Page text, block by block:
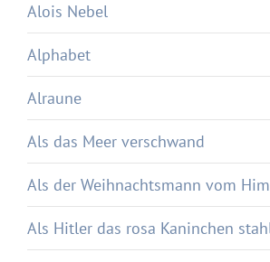
Alois Nebel
Alphabet
Alraune
Als das Meer verschwand
Als der Weihnachtsmann vom
Als Hitler das rosa Kaninchen